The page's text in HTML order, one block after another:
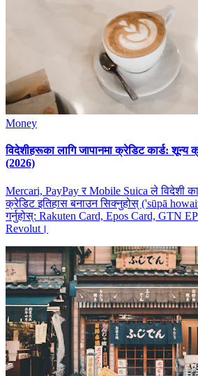
Money
विदेशीहरूका लागि जापानमा क्रेडिट कार्ड: शून्य
(2026)
Mercari, PayPay र Mobile Suica ले विदेशी
क्रेडिट इतिहास बनाउन सिक्नुहोस् ('sūpā
गर्नुहोस्: Rakuten Card, Epos Card, GTN
Revolut।